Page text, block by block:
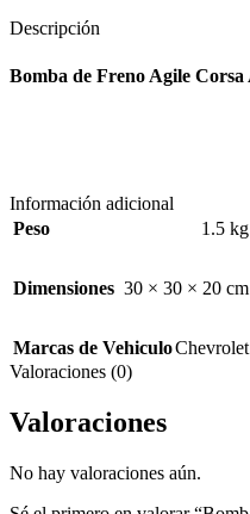
Descripción
Bomba de Freno Agile
Información adicional
Peso
1.5 kg
Dimensiones 30 × 30 × 20 cm
Marcas de VehiculoChevrolet
Valoraciones (0)
Valoraciones
No hay valoraciones aún.